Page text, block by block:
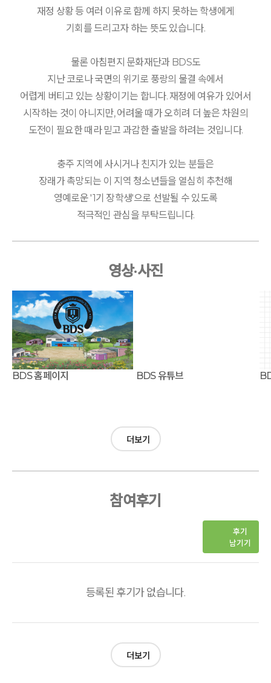
재정 상황 등 여러 이유로 함께 하지 못하는 학생에게
기회를 드리고자 하는 뜻도 있습니다.
물론 아침편지 문화재단과 BDS도
지난 코로나 국면의 위기로 풍랑의 물결 속에서
어렵게 버티고 있는 상황이기는 합니다. 재정에 여유가 있어서
시작하는 것이 아니지만, 어려울 때가 오히려 더 높은 차원의
도전이 필요한 때라 믿고 과감한 출발을 하려는 것입니다.
충주 지역에 사시거나 친지가 있는 분들은
장래가 촉망되는 이 지역 청소년들을 열심히 추천해
영예로운 '1기 장학생'으로 선발될 수 있도록
적극적인 관심을 부탁드립니다.
영상·사진
BDS 홈페이지 BDS 유튜브
더보기
참여후기
후기
남기기
등록된 후기가 없습니다.
더보기